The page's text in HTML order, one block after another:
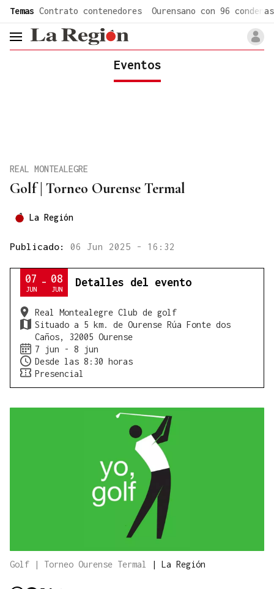
Temas Contrato contenedores Ourensano con 96 condenas
header.menu.open
Eventos
Golf | Torneo Ourense Termal
REAL MONTEALEGRE
La Región
Publicado: 06 Jun 2025 - 16:32
07
JUN
- 08
JUN
Detalles del evento
Real Montealegre Club de golf
Situado a 5 km. de Ourense Rúa Fonte dos
Caños, 32005 Ourense
7 jun - 8 jun
Desde las 8:30 horas
Presencial
Golf | Torneo Ourense Termal | La Región